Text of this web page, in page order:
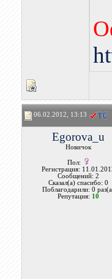
06.02.2012, 13:13
Egorova_u
Новичок
Пол:
Регистрация:
Сообщений: 2
Сказал(а) спасибо: 0
Поблагодарили: 0
Репутация: 10